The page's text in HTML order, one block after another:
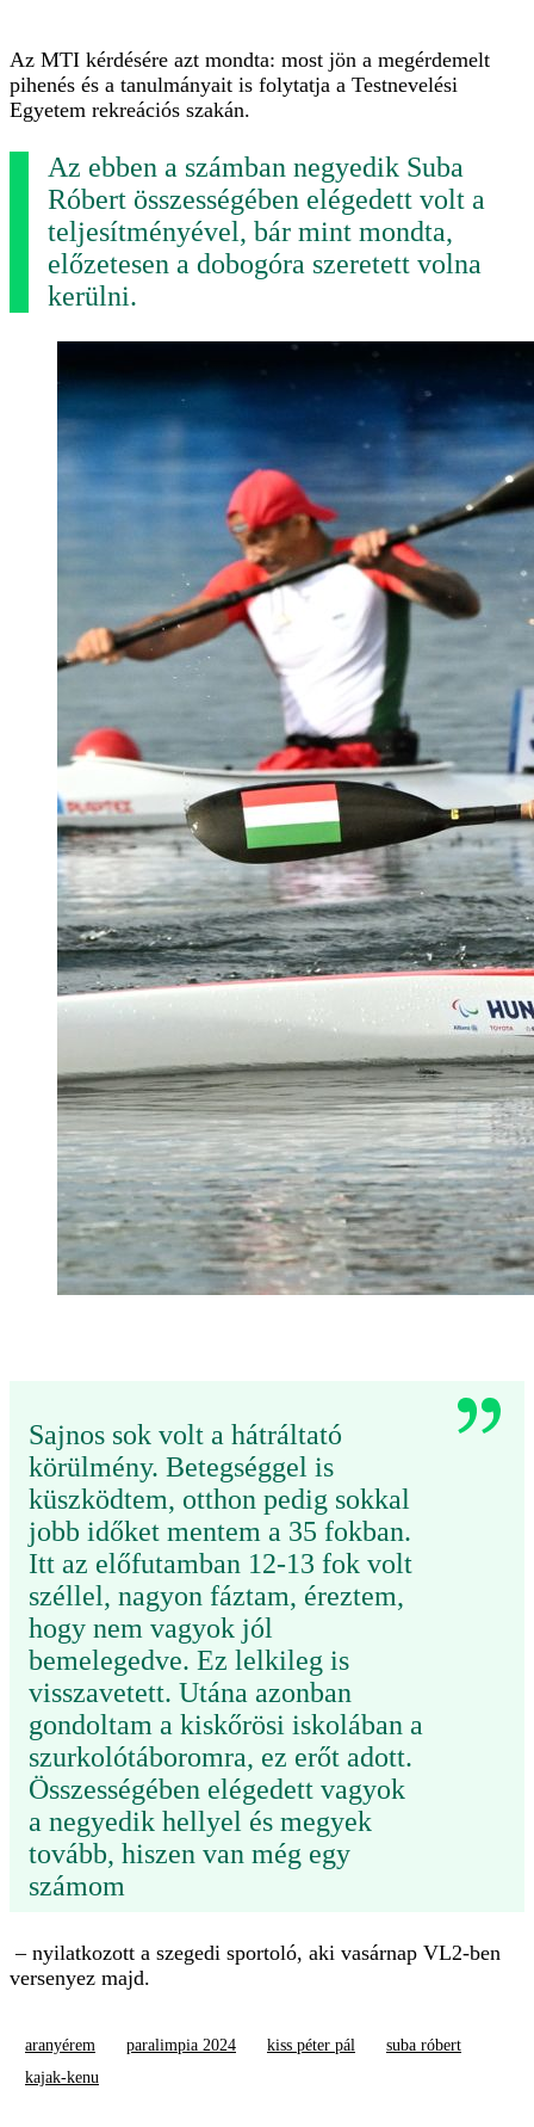
Az MTI kérdésére azt mondta: most jön a megérdemelt
pihenés és a tanulmányait is folytatja a Testnevelési
Egyetem rekreációs szakán.
Az ebben a számban negyedik Suba
Róbert összességében elégedett volt a
teljesítményével, bár mint mondta,
előzetesen a dobogóra szeretett volna
kerülni.
Sajnos sok volt a hátráltató
körülmény. Betegséggel is
küszködtem, otthon pedig sokkal
jobb időket mentem a 35 fokban.
Itt az előfutamban 12-13 fok volt
széllel, nagyon fáztam, éreztem,
hogy nem vagyok jól
bemelegedve. Ez lelkileg is
visszavetett. Utána azonban
gondoltam a kiskőrösi iskolában a
szurkolótáboromra, ez erőt adott.
Összességében elégedett vagyok
a negyedik hellyel és megyek
tovább, hiszen van még egy
számom
– nyilatkozott a szegedi sportoló, aki vasárnap VL2-ben
versenyez majd.
aranyérem paralimpia 2024 kiss péter pál
suba róbert
kajak-kenu